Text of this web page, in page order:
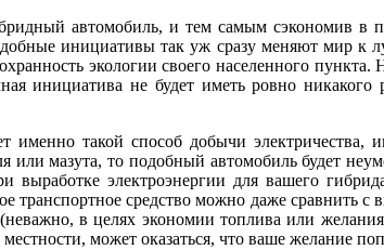
автомобиль, и тем самым сэкономив в
инициативы так уж сразу меняют мир к
экологии своего населенного
инициатива не будет иметь ровно
именно такой способ добычи
или мазута, то подобный автомобиль будет
электроэнергии для вашего
транспортное средство можно даже сравнить
в целях экономии топлива или
может оказаться, что ваше желание